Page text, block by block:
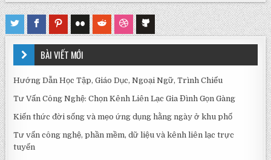
BÀI VIẾT MỚI
Hướng Dẫn Học Tập, Giáo Dục, Ngoại Ngữ, Trình Chiếu
Tư Vấn Công Nghệ: Chọn Kênh Liên Lạc Gia Đình Gọn Gàng
Kiến thức đời sống và mẹo ứng dụng hằng ngày ở khu phố
Tư vấn công nghệ, phần mềm, dữ liệu và kênh liên lạc trực
tuyến